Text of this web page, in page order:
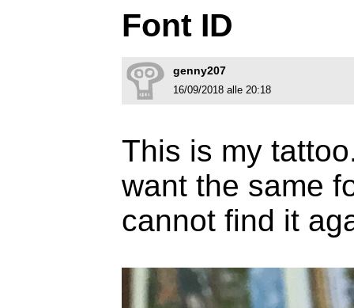
Font ID
genny207
16/09/2018 alle 20:18
This is my
want the same
cannot find it